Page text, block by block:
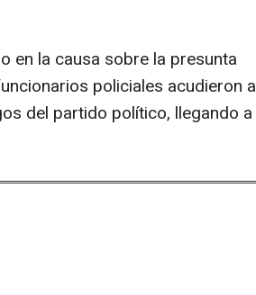
en la causa sobre la presunta
policiales acudieron a
del partido político, llegando a